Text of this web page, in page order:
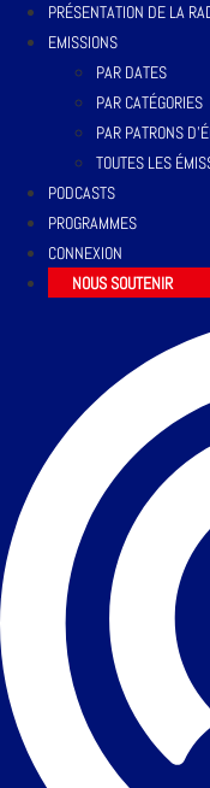
PRÉSENTATION DE LA
EMISSIONS
PAR DATES
PAR CATÉGORIES
PAR PATRONS
TOUTES LES
PODCASTS
PROGRAMMES
CONNEXION
NOUS SOUTENIR